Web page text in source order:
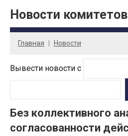
Новости
Главная Новости
Вывести новости с
Без коллективного
согласованности